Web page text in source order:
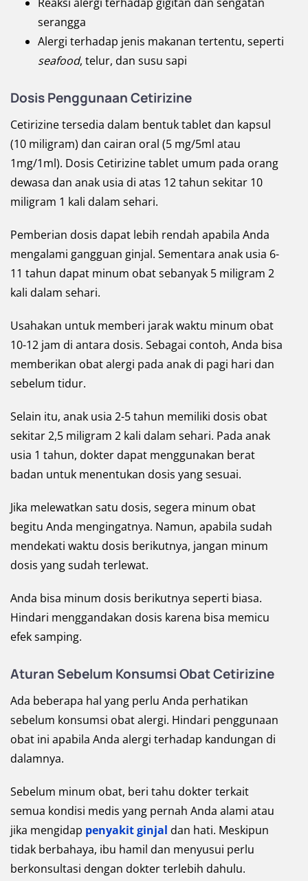
Reaksi alergi terhadap gigitan dan sengatan
serangga
Alergi terhadap jenis makanan tertentu, seperti
seafood, telur, dan susu sapi
Dosis Penggunaan Cetirizine
Cetirizine tersedia dalam bentuk tablet dan kapsul
(10 miligram) dan cairan oral (5 mg/5ml atau
1mg/1ml). Dosis Cetirizine tablet umum pada orang
dewasa dan anak usia di atas 12 tahun sekitar 10
miligram 1 kali dalam sehari.
Pemberian dosis dapat lebih rendah apabila Anda
mengalami gangguan ginjal. Sementara anak usia 6-
11 tahun dapat minum obat sebanyak 5 miligram 2
kali dalam sehari.
Usahakan untuk memberi jarak waktu minum obat
10-12 jam di antara dosis. Sebagai contoh, Anda bisa
memberikan obat alergi pada anak di pagi hari dan
sebelum tidur.
Selain itu, anak usia 2-5 tahun memiliki dosis obat
sekitar 2,5 miligram 2 kali dalam sehari. Pada anak
usia 1 tahun, dokter dapat menggunakan berat
badan untuk menentukan dosis yang sesuai.
Jika melewatkan satu dosis, segera minum obat
begitu Anda mengingatnya. Namun, apabila sudah
mendekati waktu dosis berikutnya, jangan minum
dosis yang sudah terlewat.
Anda bisa minum dosis berikutnya seperti biasa.
Hindari menggandakan dosis karena bisa memicu
efek samping.
Aturan Sebelum Konsumsi Obat Cetirizine
Ada beberapa hal yang perlu Anda perhatikan
sebelum konsumsi obat alergi. Hindari penggunaan
obat ini apabila Anda alergi terhadap kandungan di
dalamnya.
Sebelum minum obat, beri tahu dokter terkait
semua kondisi medis yang pernah Anda alami atau
jika mengidap penyakit ginjal dan hati. Meskipun
tidak berbahaya, ibu hamil dan menyusui perlu
berkonsultasi dengan dokter terlebih dahulu.